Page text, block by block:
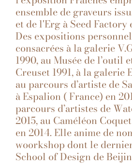
ensemble de graveurs
et de l'Erg à Seed Factory
Des expositions
consacrées à la galerie
1990, au Musée de l’outil
Creuset 1991, à la galerie
au parcours d’artiste de
à Espalion ( France) en
parcours d’artistes de
2015, au Caméléon
en 2014. Elle anime de
woorkshop dont le
School of Design de